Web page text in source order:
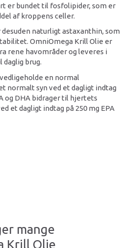
er bundet til fosfolipider, som er
af kroppens celler.
naturligt astaxanthin, som
OmniOmega Krill Olie er
rene havområder og leveres i
brug.
en normal
normalt syn ved et dagligt indtag
og DHA bidrager til hjertets
et dagligt indtag på 250 mg EPA
mange
Krill Olie